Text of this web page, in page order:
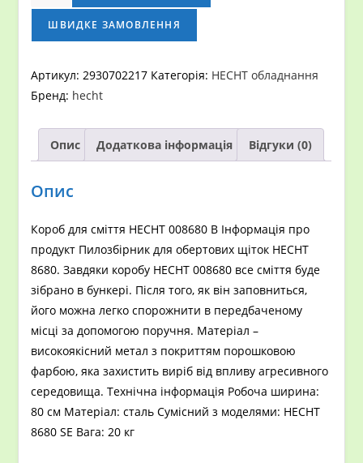
сміття
HECHT
кількість
ШВИДКЕ ЗАМОВЛЕННЯ
Артикул:2930702217 Категорія: HECHT обладнання
Бренд: hecht
Опис Додаткова інформація Відгуки (0)
Опис
Короб для сміття HECHT 008680 B Інформація про
продукт Пилозбірник для обертових щіток HECHT
8680. Завдяки коробу HECHT 008680 все сміття буде
зібрано в бункері. Після того, як він заповниться,
його можна легко спорожнити в передбаченому
місці за допомогою поручня. Матеріал –
високоякісний метал з покриттям порошковою
фарбою, яка захистить виріб від впливу агресивного
середовища. Технічна інформація Робоча ширина:
80 см Матеріал: сталь Сумісний з моделями: HECHT
8680 SE Вага: 20 кг